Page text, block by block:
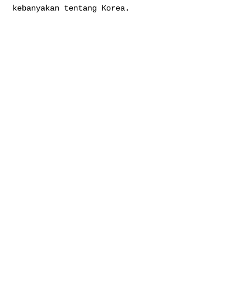
kebanyakan tentang Korea.